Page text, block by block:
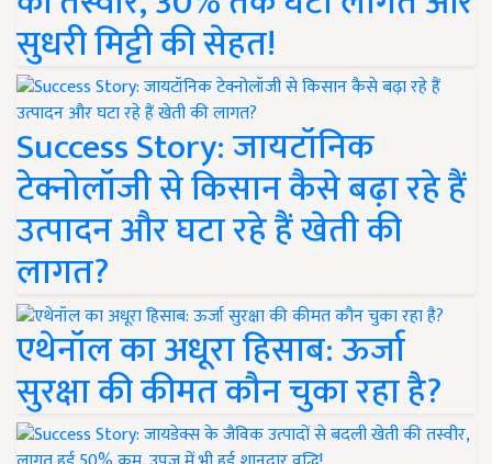
सुधरी मिट्टी की सेहत!
Success Story: जायटॉनिक
टेक्नोलॉजी से किसान कैसे बढ़ा रहे हैं
उत्पादन और घटा रहे हैं खेती की
लागत?
एथेनॉल का अधूरा हिसाब: ऊर्जा
सुरक्षा की कीमत कौन चुका रहा है?